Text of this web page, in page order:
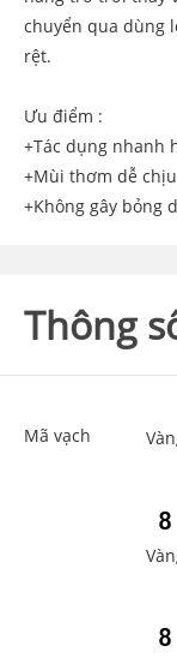
chuyển qua dùng
rệt.
Ưu điểm :
+Tác dụng nhanh
+Mùi thơm dễ chịu
+Không gây bỏng
Thông
Mã vạch
8
8